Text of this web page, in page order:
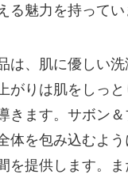
る魅力を持ってい
は、肌に優しい洗
がりは肌をしっと
きます。サボン＆
体を包み込むよう
を提供します。